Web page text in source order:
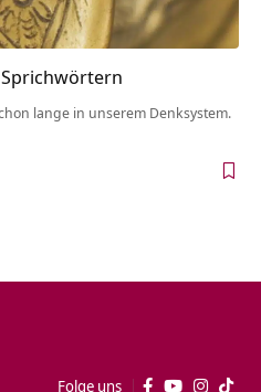
lange in unserem Denksystem.
Folge uns